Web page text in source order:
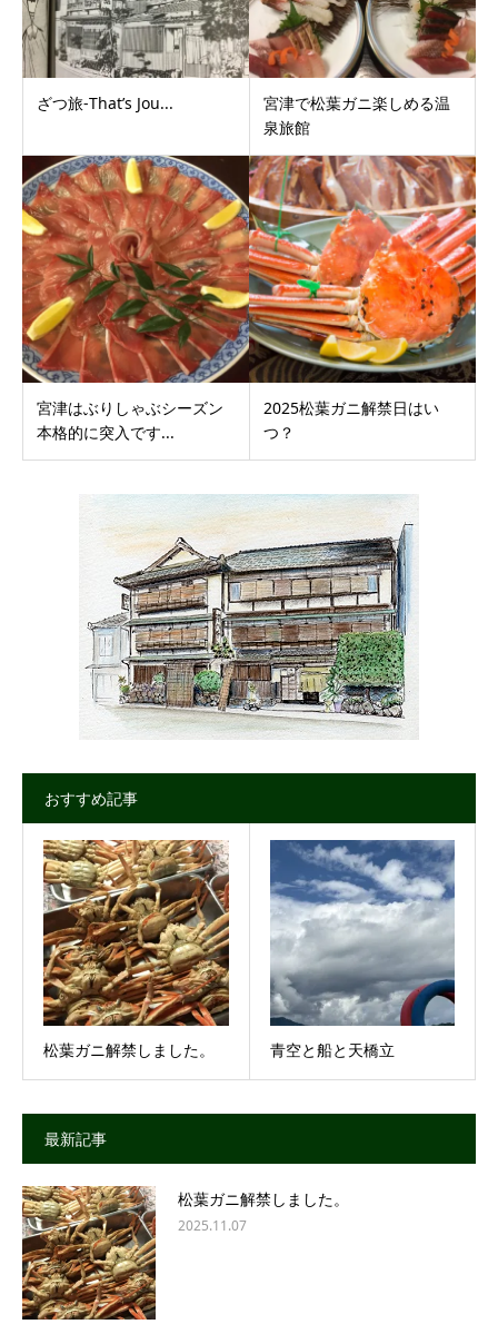
ざつ旅-That’s Jou...
宮津で松葉ガニ楽しめる温
泉旅館
宮津はぶりしゃぶシーズン
本格的に突入です...
2025松葉ガニ解禁日はい
つ？
おすすめ記事
松葉ガニ解禁しました。 青空と船と天橋立
最新記事
松葉ガニ解禁しました。
2025.11.07